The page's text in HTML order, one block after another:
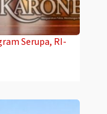
Serupa, RI-